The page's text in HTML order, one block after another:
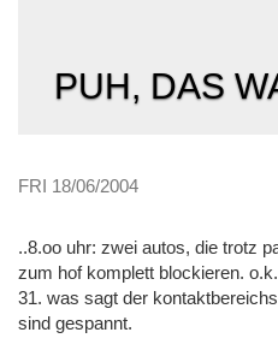
PUH, DAS
FRI 18/06/2004
..8.oo uhr: zwei autos, die trotz
zum hof komplett blockieren.
31. was sagt der
sind gespannt.